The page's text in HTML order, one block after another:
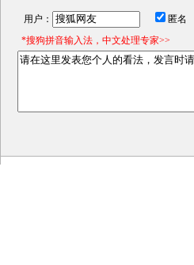
用户： 匿名
*搜狗拼音输入法，中文处理专家>>